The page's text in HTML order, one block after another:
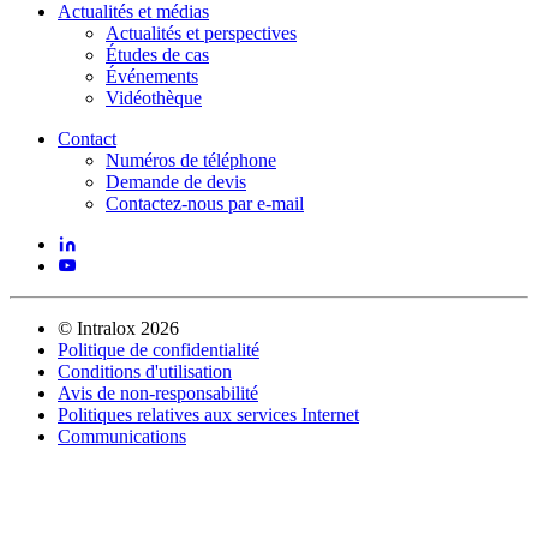
Actualités et médias
Actualités et perspectives
Études de cas
Événements
Vidéothèque
Contact
Numéros de téléphone
Demande de devis
Contactez-nous par e-mail
© Intralox 2026
Politique de confidentialité
Conditions d'utilisation
Avis de non-responsabilité
Politiques relatives aux services Internet
Communications